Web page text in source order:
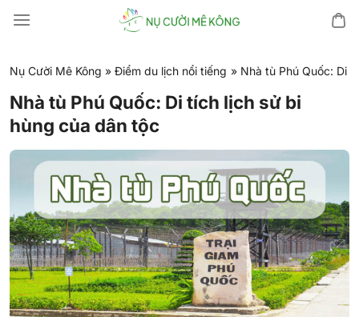
đến
dung
Nụ Cười Mê Kông » Điểm du lịch nổi tiếng » Nhà tù Phú Quốc: Di
Nhà tù Phú Quốc: Di tích lịch sử bi
hùng của dân tộc